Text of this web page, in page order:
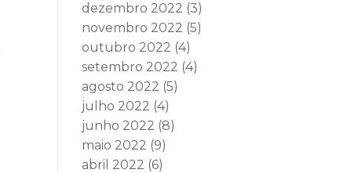
dezembro 2022 (3)
novembro 2022 (5)
outubro 2022 (4)
setembro 2022 (4)
agosto 2022 (5)
julho 2022 (4)
junho 2022 (8)
maio 2022 (9)
abril 2022 (6)